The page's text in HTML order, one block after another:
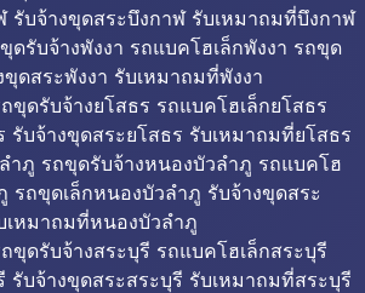
รับจ้างขุดสระบึงกาฬ รับเหมาถมที่บึงกาฬ
ดรับจ้างพังงา รถแบคโฮเล็กพังงา รถขุด
ขุดสระพังงา รับเหมาถมที่พังงา
ขุดรับจ้างยโสธร รถแบคโฮเล็กยโสธร
รับจ้างขุดสระยโสธร รับเหมาถมที่ยโสธร
ำภู รถขุดรับจ้างหนองบัวลำภู รถแบคโฮ
รถขุดเล็กหนองบัวลำภู รับจ้างขุดสระ
หมาถมที่หนองบัวลำภู
ขุดรับจ้างสระบุรี รถแบคโฮเล็กสระบุรี
รับจ้างขุดสระสระบุรี รับเหมาถมที่สระบุรี